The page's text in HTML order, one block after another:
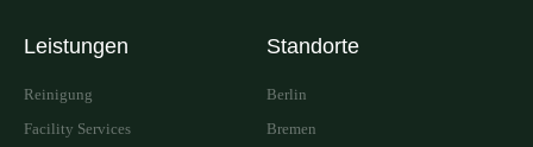
Leistungen
Reinigung
Facility Services
Standorte
Berlin
Bremen